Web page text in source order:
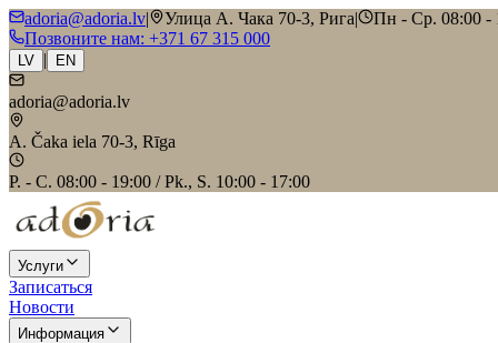
adoria@adoria.lv| Улица А. Чака 70-3, Рига|
Пн - Ср. 08:00 -
Позвоните нам: +371 67 315 000
LV | EN
adoria@adoria.lv
A. Čaka iela 70-3, Rīga
P. - C. 08:00 - 19:00 / Pk., S. 10:00 - 17:00
Услуги
Записаться
Новости
Информация